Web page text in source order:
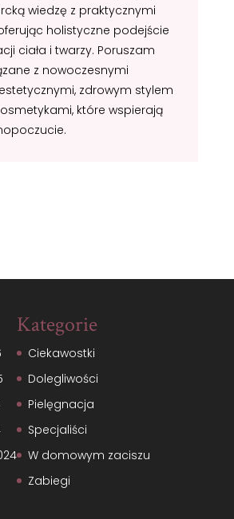
wiedzę z praktycznymi
holistyczne podejście
ciała i twarzy. Poruszam
z nowoczesnymi
zdrowym stylem
które wspierają
Kategorie
Ciekawostki
Dolegliwości
Pielęgnacja
Specjaliści
W domowym zaciszu
Zabiegi